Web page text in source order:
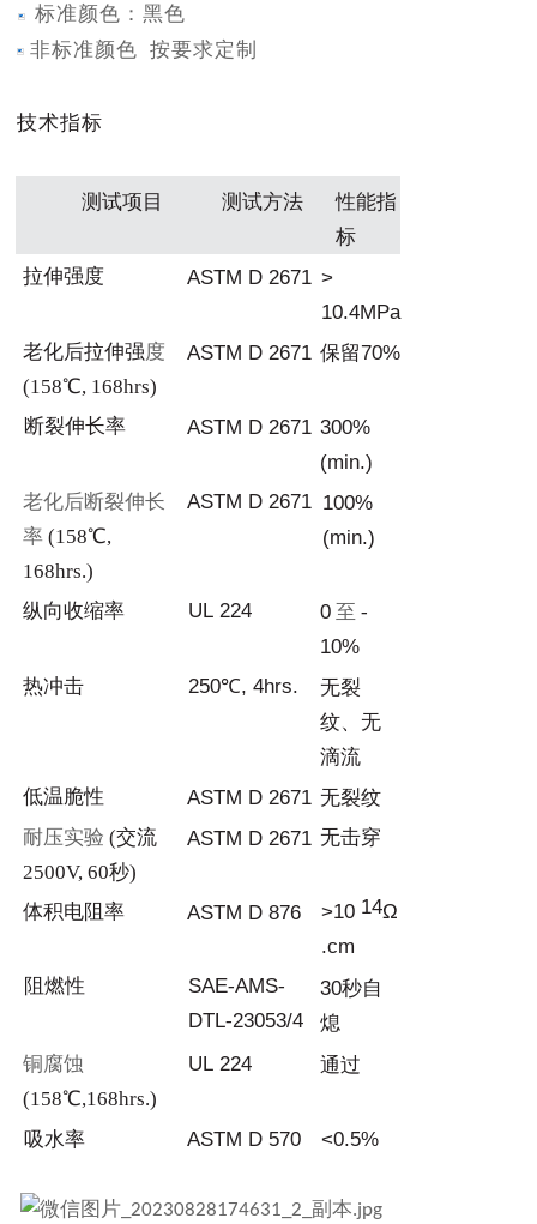
标准颜色：黑色
非标准颜色
按要求定制
技术指标
测试项目 测试方法
性能指
标
拉伸强度 ASTM D 2671 >
10.4MPa
老化后拉伸强度
(158℃, 168hrs)
ASTM D 2671 保留70%
断裂伸长率 ASTM D 2671 300%
(min.)
老化后断裂伸长
率 (158℃,
168hrs.)
ASTM D 2671 100%
(min.)
纵向收缩率 UL 224 0 至 -
10%
热冲击
250℃, 4hrs.
无裂
纹、无
滴流
低温脆性 ASTM D 2671 无裂纹
耐压实验 (交流
2500V, 60秒)
ASTM D 2671 无击穿
体积电阻率 ASTM D 876 >10 14Ω
.cm
阻燃性 SAE-AMS-
DTL-23053/4
30秒自
熄
铜腐蚀
(158℃,168hrs.)
UL 224 通过
吸水率 ASTM D 570 <0.5%